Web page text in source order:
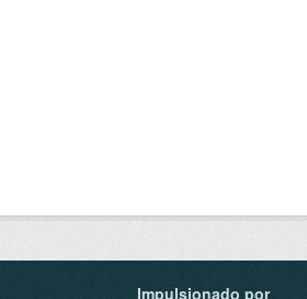
Impulsionado por